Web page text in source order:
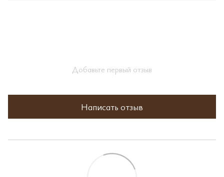
Добавьте первый отзыв
Написать отзыв